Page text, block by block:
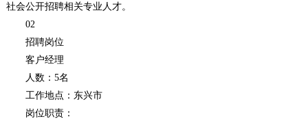
社会公开招聘相关专业人才。
02
招聘岗位
客户经理
人数：5名
工作地点：东兴市
岗位职责：